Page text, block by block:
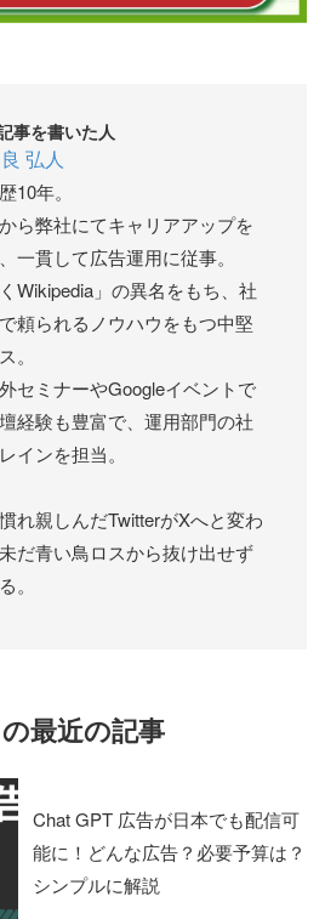
事を書いた人
弘人
10年。
ら弊社にてキャリアアップを
一貫して広告運用に従事。
くWikipedia」の異名をもち、社
頼られるノウハウをもつ中堅
。
セミナーやGoogleイベントで
経験も豊富で、運用部門の社
インを担当。
れ親しんだTwitterがXへと変わ
だ青い鳥ロスから抜け出せず
。
最近の記事
Chat GPT 広告が日本でも配信可
能に！どんな広告？必要予算は？
シンプルに解説